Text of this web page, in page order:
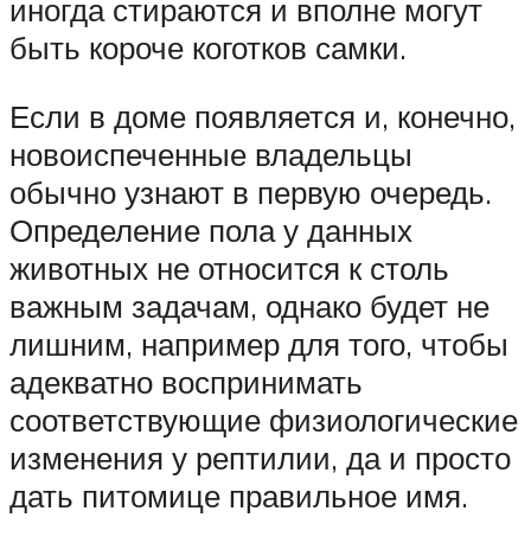
иногда стираются и вполне могут
быть короче коготков самки.
Если в доме появляется и, конечно,
новоиспеченные владельцы
обычно узнают в первую очередь.
Определение пола у данных
животных не относится к столь
важным задачам, однако будет не
лишним, например для того, чтобы
адекватно воспринимать
соответствующие физиологические
изменения у рептилии, да и просто
дать питомице правильное имя.